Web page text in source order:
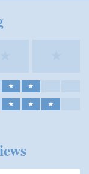
★ ★
★ ★ ★